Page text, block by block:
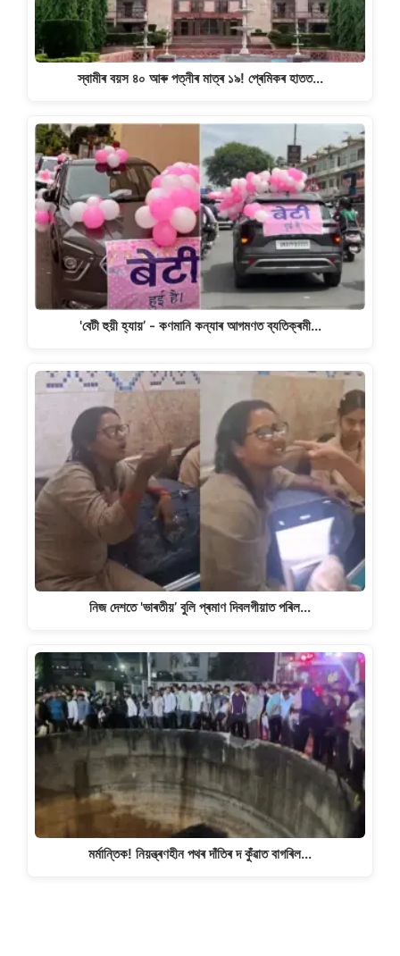
স্বামীৰ বয়স ৪০ আৰু পত্নীৰ মাত্ৰ ১৯! প্ৰেমিকৰ হাতত…
'বেটী হুয়ী হ্যায়’ - কণমানি কন্যাৰ আগমণত ব্যতিক্ৰমী…
নিজ দেশতে 'ভাৰতীয়’ বুলি প্ৰমাণ দিবলগীয়াত পৰিল…
মৰ্মান্তিক! নিয়ন্ত্ৰণহীন পথৰ দাঁতিৰ দ কুঁৱাত বাগৰিল…